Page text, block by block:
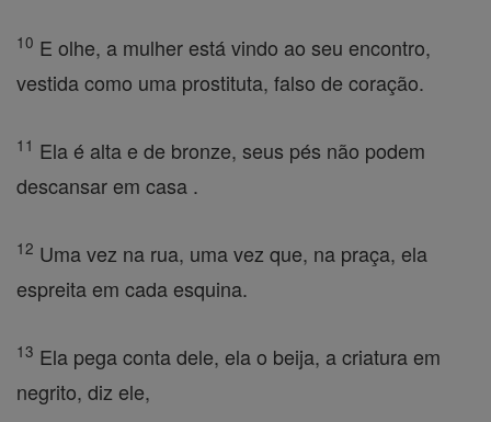
10 E olhe, a mulher está vindo ao seu encontro,
vestida como uma prostituta, falso de coração.
11 Ela é alta e de bronze, seus pés não podem
descansar em casa .
12 Uma vez na rua, uma vez que, na praça, ela
espreita em cada esquina.
13 Ela pega conta dele, ela o beija, a criatura em
negrito, diz ele,